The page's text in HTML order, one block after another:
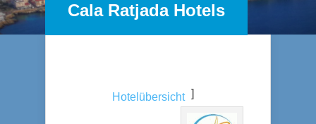
Cala Ratjada Hotels
Hotelübersicht ]